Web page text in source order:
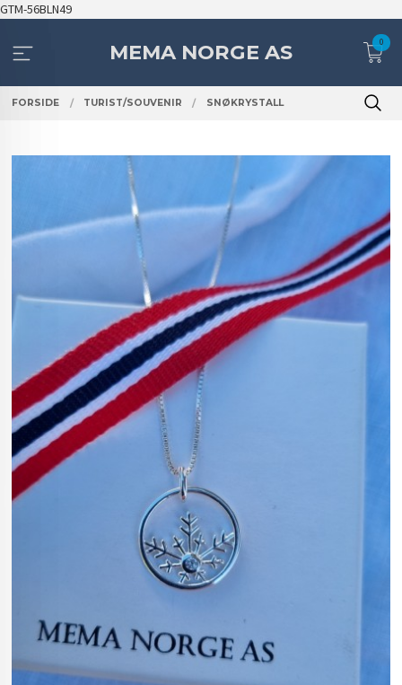
GTM-56BLN49Gå
innholdetMEMA NORGE AS 0
FORSIDE TURIST/SOUVENIR SNØKRYSTALL